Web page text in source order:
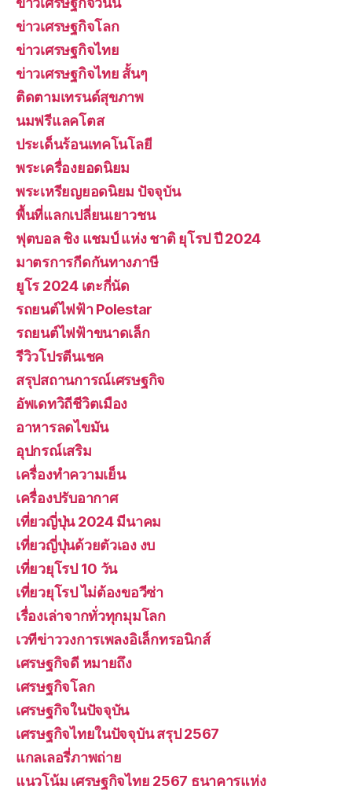
ข่าวเศรษฐกิจโลก
ข่าวเศรษฐกิจไทย
ข่าวเศรษฐกิจไทย สั้นๆ
ติดตามเทรนด์สุขภาพ
นมฟรีแลคโตส
ประเด็นร้อนเทคโนโลยี
พระเครื่องยอดนิยม
พระเหรียญยอดนิยม ปัจจุบัน
พื้นที่แลกเปลี่ยนเยาวชน
ฟุตบอล ชิง แชมป์ แห่ง ชาติ ยุโรป ปี 2024
มาตรการกีดกันทางภาษี
ยูโร 2024 เตะกี่นัด
รถยนต์ไฟฟ้า Polestar
รถยนต์ไฟฟ้าขนาดเล็ก
รีวิวโปรตีนเชค
สรุปสถานการณ์เศรษฐกิจ
อัพเดทวิถีชีวิตเมือง
อาหารลดไขมัน
อุปกรณ์เสริม
เครื่องทำความเย็น
เครื่องปรับอากาศ
เที่ยวญี่ปุ่น 2024 มีนาคม
เที่ยวญี่ปุ่นด้วยตัวเอง งบ
เที่ยวยุโรป 10 วัน
เที่ยวยุโรป ไม่ต้องขอวีซ่า
เรื่องเล่าจากทั่วทุกมุมโลก
เวทีข่าววงการเพลงอิเล็กทรอนิกส์
เศรษฐกิจดี หมายถึง
เศรษฐกิจโลก
เศรษฐกิจในปัจจุบัน
เศรษฐกิจไทยในปัจจุบัน สรุป 2567
แกลเลอรี่ภาพถ่าย
แนวโน้ม เศรษฐกิจไทย 2567 ธนาคารแห่ง